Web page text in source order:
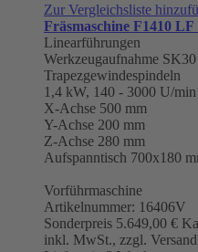
Zur Vergleichsliste
Fräsmaschine F1410 LF
Linearführungen
Werkzeugaufnahme SK30
Trapezgewindespindeln
1,4 kW, 140 - 3000 U/min
X-Achse 500 mm
Y-Achse 200 mm
Z-Achse 280 mm
Aufspanntisch 700x180
Vorführmaschine
Artikelnummer: 16406V
Sonderpreis 5.649,00 €
inkl. MwSt., zzgl.